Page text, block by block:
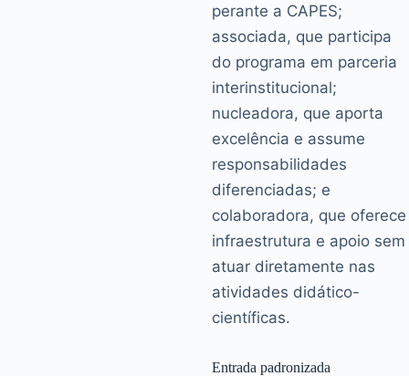
perante a CAPES;
associada, que participa
do programa em parceria
interinstitucional;
nucleadora, que aporta
excelência e assume
responsabilidades
diferenciadas; e
colaboradora, que oferece
infraestrutura e apoio sem
atuar diretamente nas
atividades didático-
científicas.
Entrada padronizada